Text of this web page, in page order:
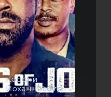
Короли
Йоханнесбур